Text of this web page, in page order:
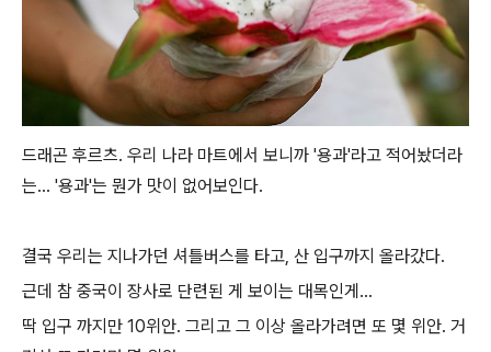
드래곤 후르츠. 우리 나라 마트에서 보니까 '용과'라고 적어놨더라
는... '용과'는 뭔가 맛이 없어보인다.
결국 우리는 지나가던 셔틀버스를 타고, 산 입구까지 올라갔다.
근데 참 중국이 장사로 단련된 게 보이는 대목인게...
딱 입구 까지만 10위안. 그리고 그 이상 올라가려면 또 몇 위안. 거